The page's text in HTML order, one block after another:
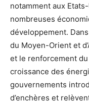
notamment aux
nombreuses
développement.
du Moyen-Orient et
et le renforcement
croissance des
gouvernements
d’enchères et